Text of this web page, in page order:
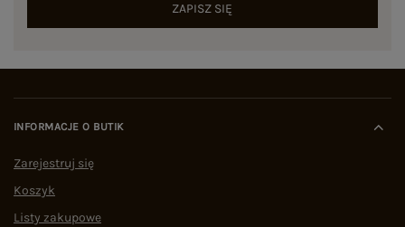
ZAPISZ SIĘ
INFORMACJE O BUTIK
Zarejestruj się
Koszyk
Listy zakupowe